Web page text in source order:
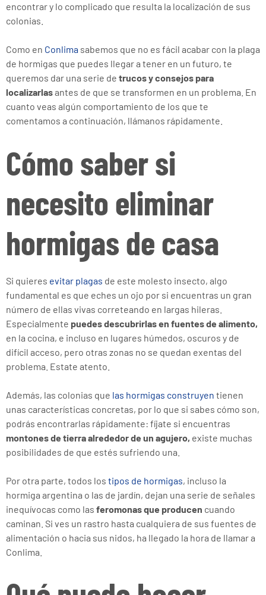
encontrar y lo complicado que resulta la localización de sus
colonias.
Como en Conlima sabemos que no es fácil acabar con la plaga
de hormigas que puedes llegar a tener en un futuro, te
queremos dar una serie de trucos y consejos para
localizarlasantes de que se transformen en un problema. En
cuanto veas algún comportamiento de los que te
comentamos a continuación, llámanos rápidamente.
Cómo saber si
necesito eliminar
hormigas de casa
Si quieres evitar plagas de este molesto insecto, algo
fundamental es que eches un ojo por si encuentras un gran
número de ellas vivas correteando en largas hileras.
Especialmente puedes descubrirlas en fuentes de alimento,
en la cocina, e incluso en lugares húmedos, oscuros y de
difícil acceso, pero otras zonas no se quedan exentas del
problema. Estate atento.
Además, las colonias que las hormigas construyen tienen
unas características concretas, por lo que si sabes cómo son,
podrás encontrarlas rápidamente: fíjate si encuentras
montones de tierra alrededor de un agujero, existe muchas
posibilidades de que estés sufriendo una.
Por otra parte, todos los tipos de hormigas, incluso la
hormiga argentina o las de jardín, dejan una serie de señales
inequívocas como las feromonas que producen cuando
caminan. Si ves un rastro hasta cualquiera de sus fuentes de
alimentación o hacia sus nidos, ha llegado la hora de llamar a
Conlima.